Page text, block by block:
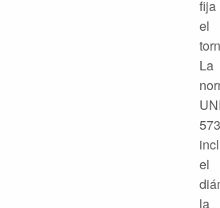
fija
el
La
el
la